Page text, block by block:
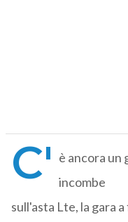
C' è ancora
incombe
sull'asta Lte, la gara